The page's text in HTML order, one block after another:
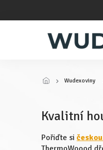
obsah
Wudexoviny
Kvalitní
Pořiďte si